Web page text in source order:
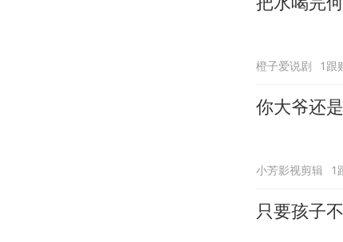
橙子爱说剧 1跟
你大爷还
小芳影视剪辑 1
只要孩子